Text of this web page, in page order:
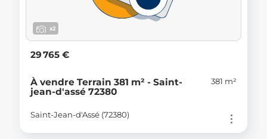
x2
29 765 €
À vendre Terrain 381 m² - Saint-
jean-d'assé 72380
381 m²
Saint-Jean-d'Assé (72380)